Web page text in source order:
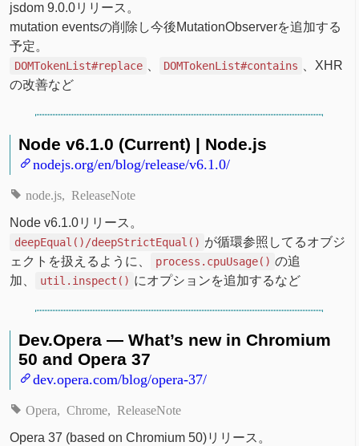
jsdom 9.0.0リリース。
mutation eventsの削除し今後MutationObserverを追加する
予定。
DOMTokenList#replace DOMTokenList#contains
、XHR
の改善など
Node v6.1.0 (Current) | Node.js
nodejs.org/en/blog/release/v6.1.0/
node.js ReleaseNote
Node v6.1.0リリース。
deepEqual()/deepStrictEqual() が循環参照してるオブジ
ェクトを扱えるように、
process.cpuUsage() の追
加、
util.inspect() にオプションを追加するなど
Dev.Opera — What’s new in Chromium
50 and Opera 37
dev.opera.com/blog/opera-37/
Opera Chrome ReleaseNote
Opera 37 (based on Chromium 50)リリース。